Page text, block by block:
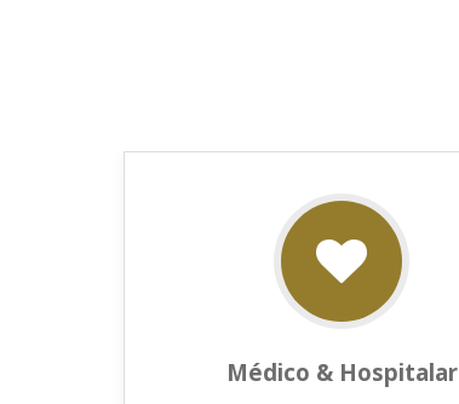
Médico & Hospitalar